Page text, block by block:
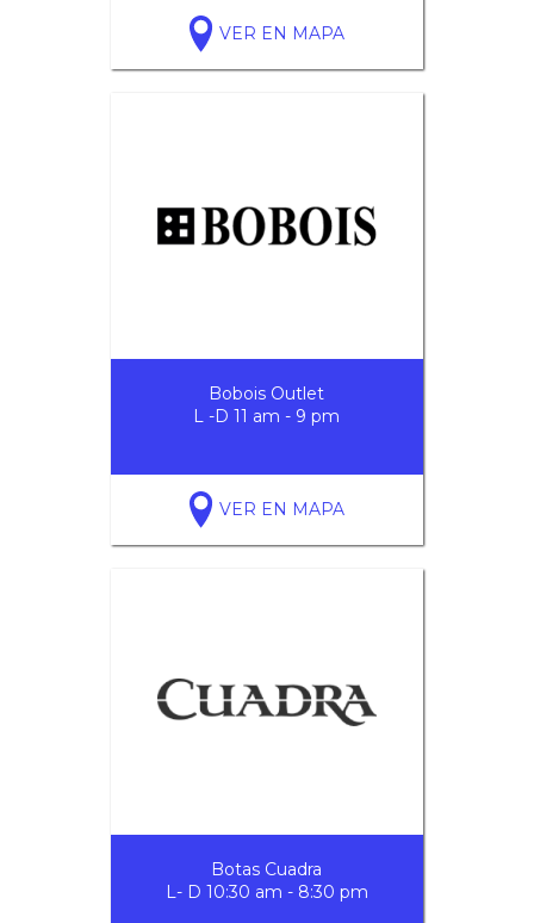
VER EN MAPA
Bobois Outlet
L -D 11 am - 9 pm
VER EN MAPA
Botas Cuadra
L- D 10:30 am - 8:30 pm